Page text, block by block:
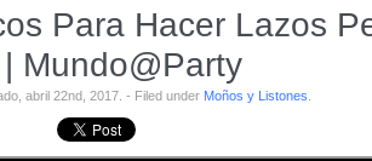
Para Hacer Lazos
Mundo@Party
abril 22nd, 2017. - Filed under Moños y Listones